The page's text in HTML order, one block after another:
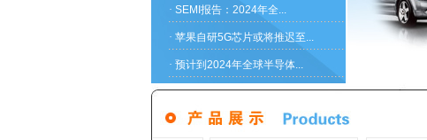
· SEMI报告：2024年全...
· 苹果自研5G芯片或将推迟至...
· 预计到2024年全球半导体...